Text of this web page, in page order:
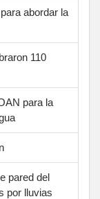
abordar la
110
para la
pared del
por lluvias